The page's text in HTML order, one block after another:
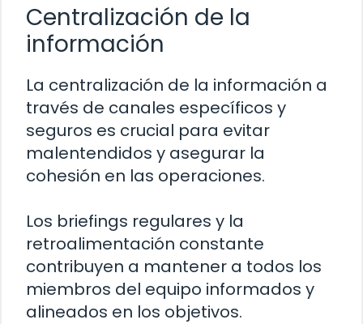
Centralización de la
información
La centralización de la información a
través de canales específicos y
seguros es crucial para evitar
malentendidos y asegurar la
cohesión en las operaciones.
Los briefings regulares y la
retroalimentación constante
contribuyen a mantener a todos los
miembros del equipo informados y
alineados en los objetivos.